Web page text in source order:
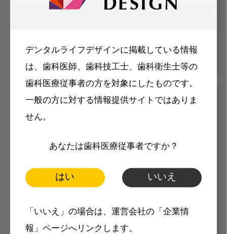
デンタルライフデザインに掲載している情報
は、歯科医師、歯科技工士、歯科衛生士等の
歯科医療従事者の方を対象にしたものです。
一般の方に対する情報提供サイトではありま
せん。
あなたは歯科医療従事者ですか？
はい いいえ
「いいえ」の場合は、運営会社の「企業情
報」ページへリンクします。
メリット
製品価格も閲覧可能